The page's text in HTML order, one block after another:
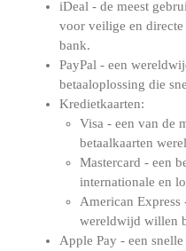
iDeal - de meest
voor veilige en
bank.
PayPal - een
betaaloplossing die
Kredietkaarten:
Visa - een van de
betaalkaarten
Mastercard - een
internationale en
American
wereldwijd willen
Apple Pay - een